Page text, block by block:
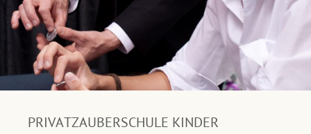
PRIVATZAUBERSCHULE KINDER